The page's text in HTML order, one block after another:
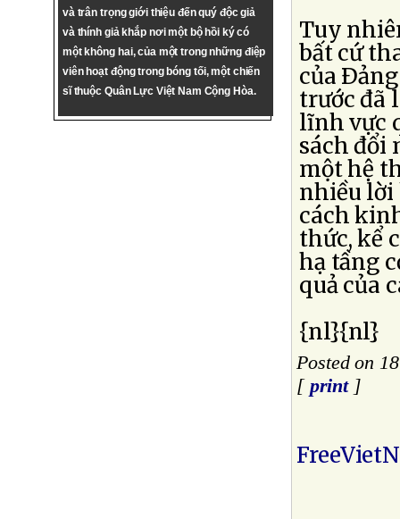
và trân trọng giới thiệu đến quý độc giả
và thính giả khắp nơi một bộ hồi ký có
một không hai, của một trong những điệp
viên hoạt động trong bóng tối, một chiến
sĩ thuộc Quân Lực Việt Nam Cộng Hòa.
Tuy
bất cứ
của
trước đã
lĩnh vực
sách đổi
một hệ
nhiều lời
cách
thức, kể
hạ tầng
quả của
{nl}{nl}
Posted on
[ print]